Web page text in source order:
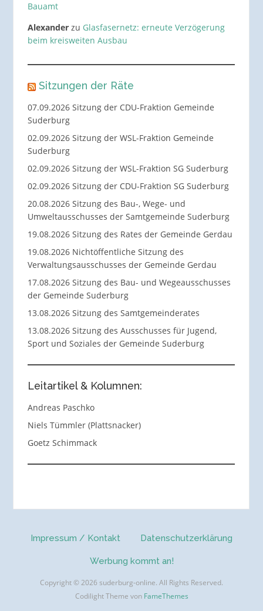
Bauamt
Alexanderzu Glasfasernetz: erneute Verzögerung
beim kreisweiten Ausbau
Sitzungen der Räte
07.09.2026 Sitzung der CDU-Fraktion Gemeinde
Suderburg
02.09.2026 Sitzung der WSL-Fraktion Gemeinde
Suderburg
02.09.2026 Sitzung der WSL-Fraktion SG Suderburg
02.09.2026 Sitzung der CDU-Fraktion SG Suderburg
20.08.2026 Sitzung des Bau-, Wege- und
Umweltausschusses der Samtgemeinde Suderburg
19.08.2026 Sitzung des Rates der Gemeinde Gerdau
19.08.2026 Nichtöffentliche Sitzung des
Verwaltungsausschusses der Gemeinde Gerdau
17.08.2026 Sitzung des Bau- und Wegeausschusses
der Gemeinde Suderburg
13.08.2026 Sitzung des Samtgemeinderates
13.08.2026 Sitzung des Ausschusses für Jugend,
Sport und Soziales der Gemeinde Suderburg
Leitartikel & Kolumnen:
Andreas Paschko
Niels Tümmler (Plattsnacker)
Goetz Schimmack
Impressum / Kontakt Datenschutzerklärung
Werbung kommt an!
Copyright © 2026 suderburg-online. All Rights Reserved.
Codilight Theme von FameThemes